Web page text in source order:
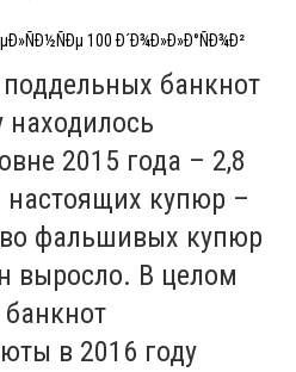
100 Ð´Ð¾Ð»Ð»Ð°ÑÐ¾Ð²
банкнот
находилось
2015 года – 2,8
купюр –
фальшивых купюр
выросло. В целом
в 2016 году